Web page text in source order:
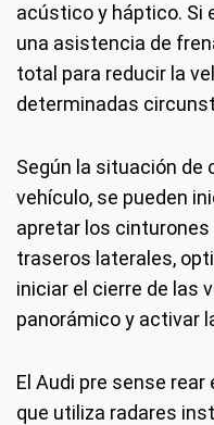
acústico y háptico. Si
una asistencia de
total para reducir la
determinadas
Según la situación de
vehículo, se pueden
apretar los
traseros laterales,
iniciar el cierre de las
panorámico y activar
El Audi pre sense
que utiliza radares